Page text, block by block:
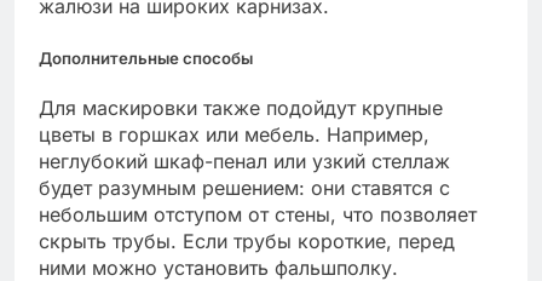
жалюзи на широких карнизах.
Дополнительные способы
Для маскировки также подойдут крупные
цветы в горшках или мебель. Например,
неглубокий шкаф-пенал или узкий стеллаж
будет разумным решением: они ставятся с
небольшим отступом от стены, что позволяет
скрыть трубы. Если трубы короткие, перед
ними можно установить фальшполку.